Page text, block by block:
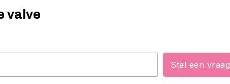
valve
Stel een vraag